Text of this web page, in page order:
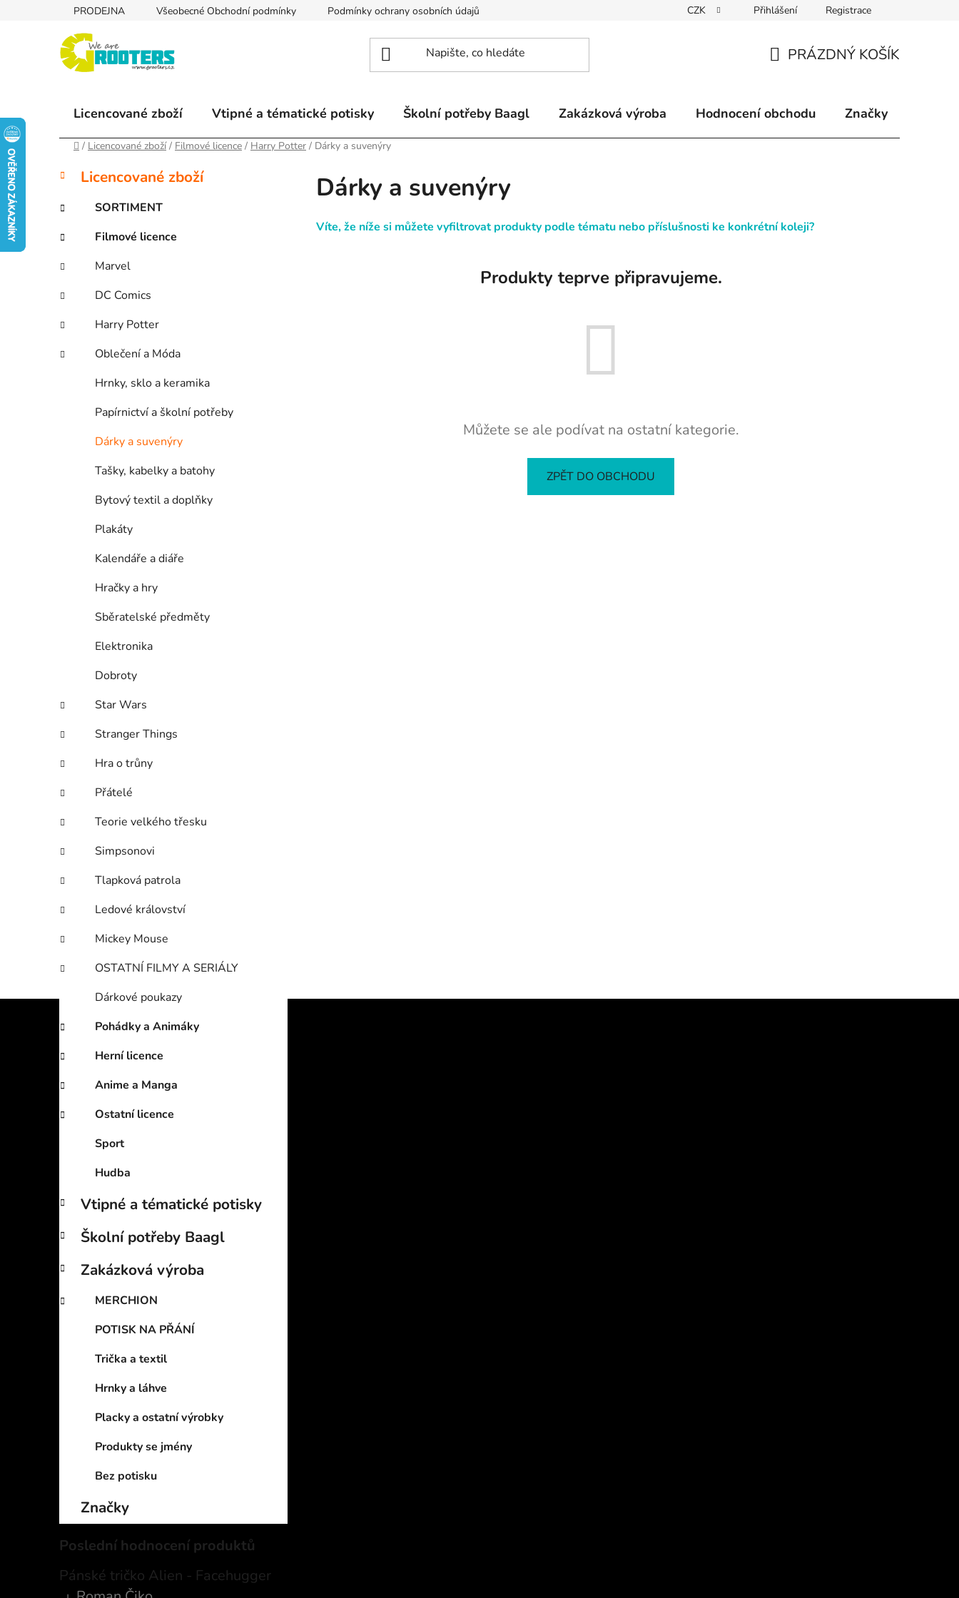
PRODEJNA Všeobecné Obchodní podmínky Podmínky ochrany osobních údajů Způsoby doručení Kontakty
CZK Přihlášení Registrace
KOŠÍK
PRÁZDNÝ KOŠÍK
Licencované zboží Vtipné a tématické potisky Školní potřeby Baagl Zakázková výroba Hodnocení obchodu Značky
Domů
/ Licencované zboží / Filmové licence / Harry Potter / Dárky a suvenýry
P
s
r
a
n
í
p
a
Přeskočit
kategorie
K
a
e
g
o
r
e
Licencované zboží
SORTIMENT
Filmové licence
Marvel
DC Comics
Harry Potter
Oblečení a Móda
Hrnky, sklo a keramika
Papírnictví a školní potřeby
Dárky a suvenýry
Tašky, kabelky a batohy
Bytový textil a doplňky
Plakáty
Kalendáře a diáře
Hračky a hry
Sběratelské předměty
Elektronika
Dobroty
Star Wars
Stranger Things
Hra o trůny
Přátelé
Teorie velkého třesku
Simpsonovi
Tlapková patrola
Ledové království
Mickey Mouse
OSTATNÍ FILMY A SERIÁLY
Dárkové poukazy
Pohádky a Animáky
Herní licence
Anime a Manga
Ostatní licence
Sport
Hudba
Vtipné a tématické potisky
Školní potřeby Baagl
Zakázková výroba
MERCHION
POTISK NA PŘÁNÍ
Trička a textil
Hrnky a láhve
Placky a ostatní výrobky
Produkty se jmény
Bez potisku
Značky
Poslední hodnocení produktů
Pánské tričko Alien - Facehugger
Dárky a suvenýry
Víte, že níže si můžete vyfiltrovat produkty podle tématu nebo příslušnosti ke konkrétní koleji?
Produkty teprve připravujeme.
Můžete se ale podívat na ostatní kategorie.
ZPĚT DO OBCHODU